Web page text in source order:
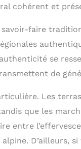
cohérent et
faire
se
de
Les
que les
entre
D’ailleurs,